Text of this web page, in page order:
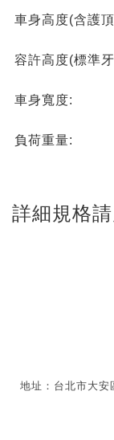
車身高度(含護
容許高度(標準
車身寬度:
負荷重量:
詳細規格
地址：台北市大安